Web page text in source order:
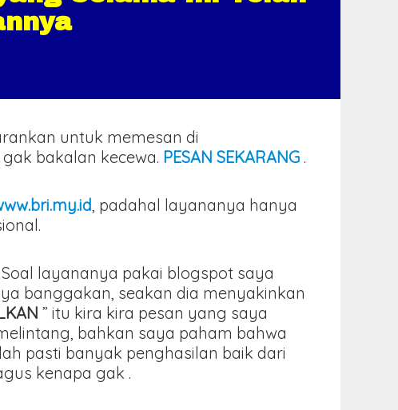
untuk memesan di
bakalan kecewa. PESAN SEKARANG .
, padahal layananya hanya
layananya pakai blogspot saya
banggakan, seakan dia menyakinkan
” itu kira kira pesan yang saya
bahkan saya paham bahwa
pasti banyak penghasilan baik dari
kenapa gak .